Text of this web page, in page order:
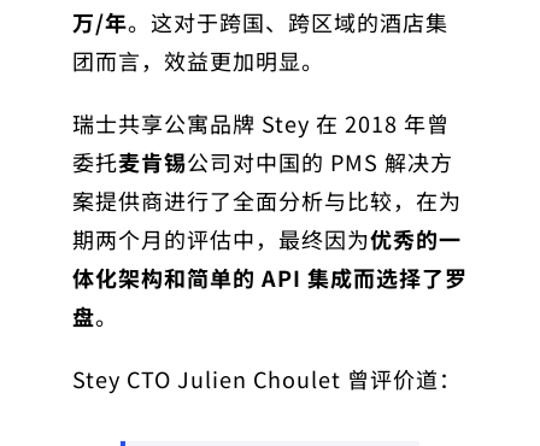
万/年。这对于跨国、跨区域的酒店集
团而言，效益更加明显。
瑞士共享公寓品牌 Stey 在 2018 年曾
委托麦肯锡公司对中国的 PMS 解决方
案提供商进行了全面分析与比较，在为
期两个月的评估中，最终因为优秀的一
体化架构和简单的 API 集成而选择了罗
盘。
Stey CTO Julien Choulet 曾评价道：